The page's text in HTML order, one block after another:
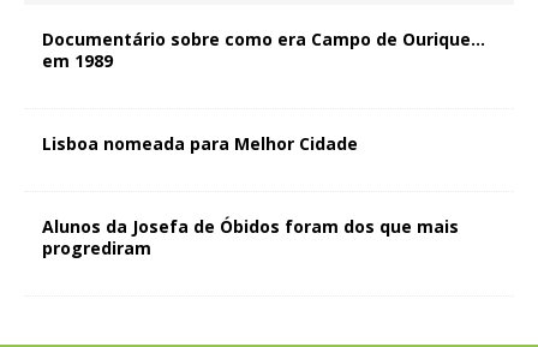
Documentário sobre como era Campo de Ourique…
em 1989
Lisboa nomeada para Melhor Cidade
Alunos da Josefa de Óbidos foram dos que mais
progrediram